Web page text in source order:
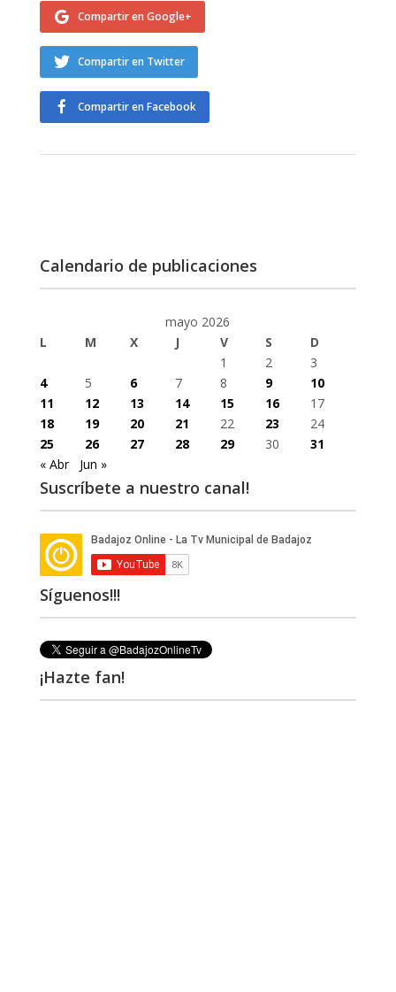
Compartir en Google+
Compartir en Twitter
Compartir en Facebook
Calendario de publicaciones
mayo 2026
L
M X J V S
D
1
2
3
4
5 6 7 8 9
10
11
12 13 14 15 16
17
18
19 20 21 22 23
24
25
26 27 28 29 30
31
« Abr
Jun »
Suscríbete a nuestro canal!
Síguenos!!!
¡Hazte fan!